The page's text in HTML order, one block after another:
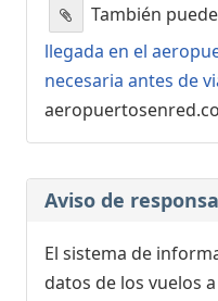
También
llegada en el
necesaria antes de
Aviso de
El sistema de
datos de los vuelos